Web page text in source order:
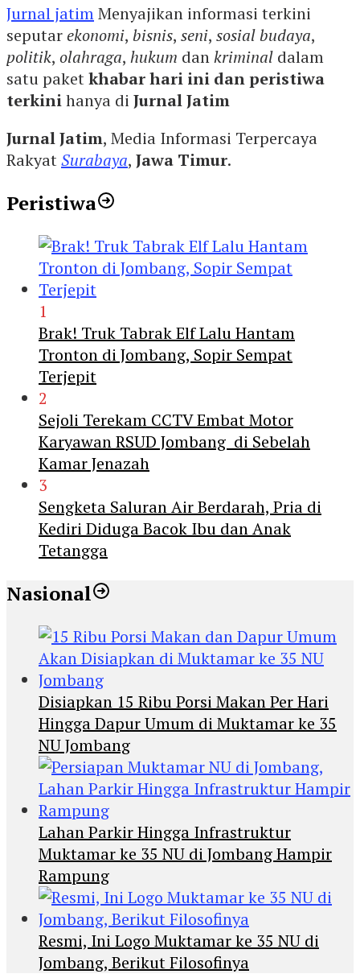
Jurnal jatimMenyajikan informasi terkini
seputarekonomi, bisnis, seni, sosial budaya,
politik, olahraga, hukum dankriminal dalam
satu paketkhabar hari ini dan peristiwa
terkinihanya di Jurnal Jatim
Jurnal Jatim, Media Informasi Terpercaya
RakyatSurabaya, Jawa Timur.
Peristiwa
1
Brak! Truk Tabrak Elf Lalu Hantam
Tronton di Jombang, Sopir Sempat
Terjepit
2
Sejoli Terekam CCTV Embat Motor
Karyawan RSUD Jombang di Sebelah
Kamar Jenazah
3
Sengketa Saluran Air Berdarah, Pria di
Kediri Diduga Bacok Ibu dan Anak
Tetangga
Nasional
Disiapkan 15 Ribu Porsi Makan Per Hari
Hingga Dapur Umum di Muktamar ke 35
NU Jombang
Lahan Parkir Hingga Infrastruktur
Muktamar ke 35 NU di Jombang Hampir
Rampung
Resmi, Ini Logo Muktamar ke 35 NU di
Jombang, Berikut Filosofinya